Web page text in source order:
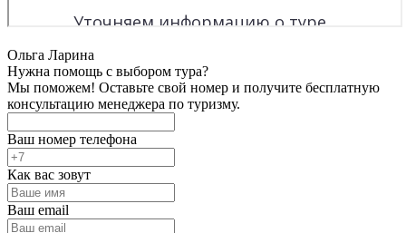
Ольга Ларина
Нужна помощь с выбором тура?
Мы поможем! Оставьте свой номер и получите бесплатную
консультацию менеджера по туризму.
Ваш номер телефона
Как вас зовут
Ваш email